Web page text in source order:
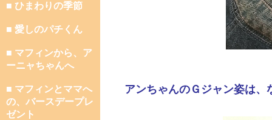
■ ひまわりの季節
■ 愛しのパチくん
■ マフィンから、ア
ーニャちゃんへ
■ マフィンとママへ
の、バースデープレ
ゼント
アンちゃんのＧジャン姿は